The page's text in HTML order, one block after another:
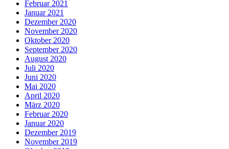
Februar 2021
Januar 2021
Dezember 2020
November 2020
Oktober 2020
September 2020
August 2020
Juli 2020
Juni 2020
Mai 2020
April 2020
März 2020
Februar 2020
Januar 2020
Dezember 2019
November 2019